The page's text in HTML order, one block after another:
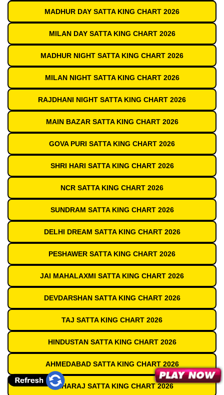
MADHUR DAY SATTA KING CHART 2026
MILAN DAY SATTA KING CHART 2026
MADHUR NIGHT SATTA KING CHART 2026
MILAN NIGHT SATTA KING CHART 2026
RAJDHANI NIGHT SATTA KING CHART 2026
MAIN BAZAR SATTA KING CHART 2026
GOVA PURI SATTA KING CHART 2026
SHRI HARI SATTA KING CHART 2026
NCR SATTA KING CHART 2026
SUNDRAM SATTA KING CHART 2026
DELHI DREAM SATTA KING CHART 2026
PESHAWER SATTA KING CHART 2026
JAI MAHALAXMI SATTA KING CHART 2026
DEVDARSHAN SATTA KING CHART 2026
TAJ SATTA KING CHART 2026
HINDUSTAN SATTA KING CHART 2026
AHMEDABAD SATTA KING CHART 2026
MAHARAJ SATTA KING CHART 2026